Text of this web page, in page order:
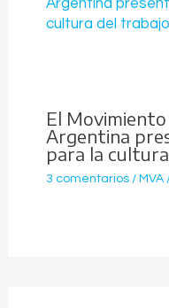
El
Argentina
para la
3 comentarios / MVA/